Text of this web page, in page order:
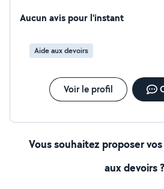
Peymenade... Que vous souhaitiez améliorer vos
expression écrite et orale) ou
accompagnement personnalisé
à vos besoins et à votre rythme,
sans stress. Exercices pratiques et ludiques pour mieux
comprendre Suivi régulier et conseils personnalisés pour
distance, je m'engage à rendre
et motivant. Tarifs : 25 euros par heure N'hésitez pas à
me contacter pour plus
Aucun avis pour l'instant
Aide aux devoirs
Voir le profil
Vous souhaitez proposer
aux devoirs ?